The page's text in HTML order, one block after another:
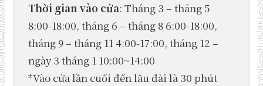
Thời gian vào cửa: Tháng 3 – tháng 5
8:00-18:00, tháng 6 – tháng 8 6:00-18:00,
tháng 9 – tháng 11 4:00-17:00, tháng 12 –
ngày 3 tháng 1 10:00~14:00
*Vào cửa lần cuối đến lâu đài là 30 phút